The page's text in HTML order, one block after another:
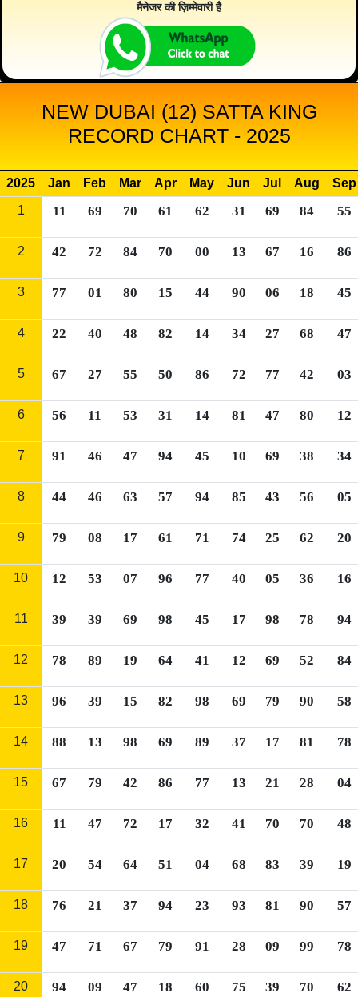
मैनेजर की ज़िम्मेवारी है
NEW DUBAI (12) SATTA KING
RECORD CHART - 2025
2025 Jan Feb Mar Apr May Jun Jul Aug
Sep
1
11 69 70 61 62 31 69 84 55
2 42 72 84 70 00 13 67 16 86
3 77 01 80 15 44 90 06 18 45
4 22 40 48 82 14 34 27 68 47
5 67 27 55 50 86 72 77 42 03
6 56 11 53 31 14 81 47 80 12
7 91 46 47 94 45 10 69 38 34
8 44 46 63 57 94 85 43 56 05
9 79 08 17 61 71 74 25 62 20
10 12 53 07 96 77 40 05 36 16
11 39 39 69 98 45 17 98 78 94
12 78 89 19 64 41 12 69 52 84
13 96 39 15 82 98 69 79 90 58
14 88 13 98 69 89 37 17 81 78
15 67 79 42 86 77 13 21 28 04
16 11 47 72 17 32 41 70 70 48
17 20 54 64 51 04 68 83 39 19
18 76 21 37 94 23 93 81 90 57
19 47 71 67 79 91 28 09 99 78
20 94 09 47 18 60 75 39 70 62